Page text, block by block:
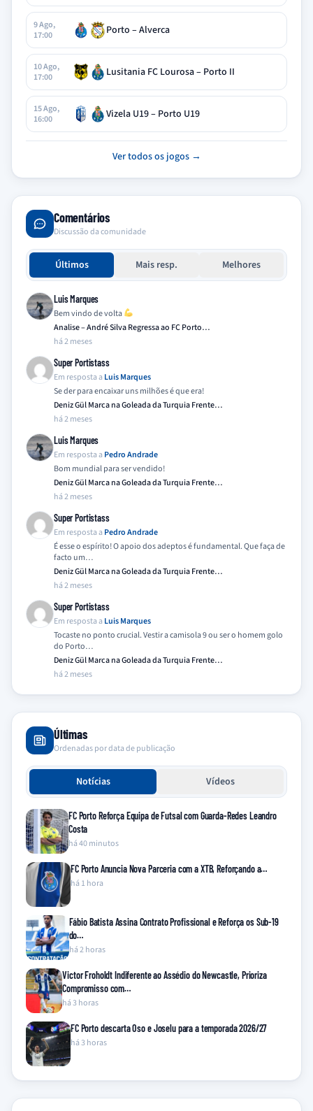
9 Ago,
17:00
Porto – Alverca
10 Ago,
17:00
Lusitania FC Lourosa – Porto II
15 Ago,
16:00
Vizela U19 – Porto U19
Ver todos os jogos →
Comentários
Discussão da comunidade
Últimos Mais resp. Melhores
Luis Marques
Bem vindo de volta
Analise – André Silva Regressa ao FC Porto…
há 2 meses
Super Portistass
Em resposta a Luis Marques
Se der para encaixar uns milhões é que era!
Deniz Gül Marca na Goleada da Turquia Frente…
há 2 meses
Luis Marques
Em resposta a Pedro Andrade
Bom mundial para ser vendido!
Deniz Gül Marca na Goleada da Turquia Frente…
há 2 meses
Super Portistass
Em resposta a Pedro Andrade
É esse o espírito! O apoio dos adeptos é fundamental. Que faça de
facto um…
Deniz Gül Marca na Goleada da Turquia Frente…
há 2 meses
Super Portistass
Em resposta a Luis Marques
Tocaste no ponto crucial. Vestir a camisola 9 ou ser o homem golo
do Porto…
Deniz Gül Marca na Goleada da Turquia Frente…
há 2 meses
Últimas
Ordenadas por data de publicação
Notícias Vídeos
FC Porto Reforça Equipa de Futsal com Guarda-Redes Leandro
Costa
há 40 minutos
FC Porto Anuncia Nova Parceria com a XTB, Reforçando a…
há 1 hora
Fábio Batista Assina Contrato Profissional e Reforça os Sub-19
do…
há 2 horas
Victor Froholdt Indiferente ao Assédio do Newcastle, Prioriza
Compromisso com…
há 3 horas
FC Porto descarta Oso e Joselu para a temporada 2026/27
há 3 horas